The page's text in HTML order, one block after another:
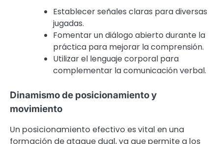
Establecer señales claras para diversas
jugadas.
Fomentar un diálogo abierto durante la
práctica para mejorar la comprensión.
Utilizar el lenguaje corporal para
complementar la comunicación verbal.
Dinamismo de posicionamiento y
movimiento
Un posicionamiento efectivo es vital en una
formación de ataque dual, ya que permite a los